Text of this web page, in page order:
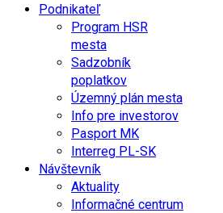
Podnikateľ
Program HSR
mesta
Sadzobník
poplatkov
Územný plán mesta
Info pre investorov
Pasport MK
Interreg PL-SK
Návštevník
Aktuality
Informačné centrum